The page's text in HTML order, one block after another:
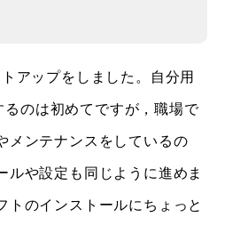
アップをしました。自分用
のは初めてですが，職場で
メンテナンスをしているの
ルや設定も同じように進めま
トのインストールにちょっと